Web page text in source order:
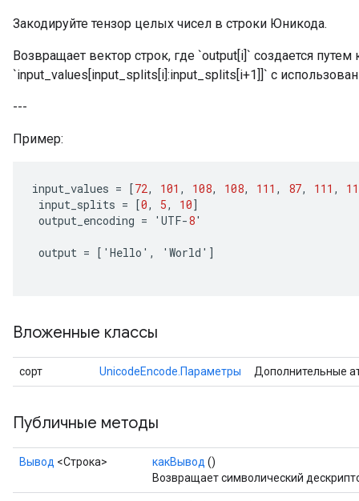
Закодируйте тензор целых чисел в строки Юникода.
Возвращает вектор строк, где `output[i]` создается
`input_values[input_splits[i]:input_splits[i+1]]` с
---
Пример:
input_values = [72, 101 , 108, 108, 111 , 87, 111 ,
input_splits = [0, 5, 10]
output_encoding = ' UTF-8'
output = [ ' Hello ' , ' World ' ]
Вложенные классы
сорт UnicodeEncode.Параметры Дополнительные
Публичные методы
Вывод <Строка> какВывод ()
Возвращает символический